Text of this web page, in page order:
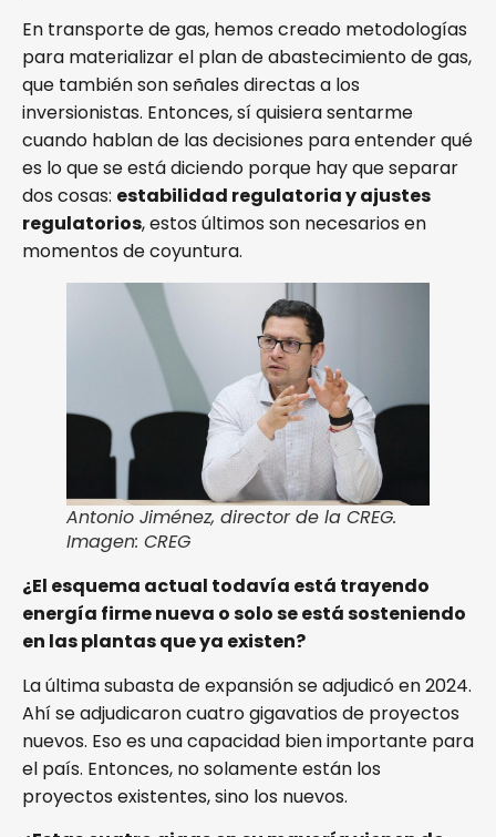
En transporte de gas, hemos creado metodologías
para materializar el plan de abastecimiento de gas,
que también son señales directas a los
inversionistas. Entonces, sí quisiera sentarme
cuando hablan de las decisiones para entender qué
es lo que se está diciendo porque hay que separar
dos cosas: estabilidad regulatoria y ajustes
regulatorios, estos últimos son necesarios en
momentos de coyuntura.
Antonio Jiménez, director de la CREG.
Imagen: CREG
¿El esquema actual todavía está trayendo
energía firme nueva o solo se está sosteniendo
en las plantas que ya existen?
La última subasta de expansión se adjudicó en 2024.
Ahí se adjudicaron cuatro gigavatios de proyectos
nuevos. Eso es una capacidad bien importante para
el país. Entonces, no solamente están los
proyectos existentes, sino los nuevos.